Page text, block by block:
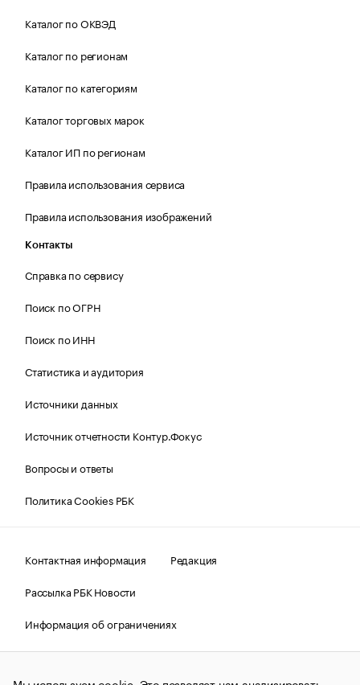
Каталог по ОКВЭД
Каталог по регионам
Каталог по категориям
Каталог торговых марок
Каталог ИП по регионам
Правила использования сервиса
Правила использования изображений
Контакты
Справка по сервису
Поиск по ОГРН
Поиск по ИНН
Статистика и аудитория
Источники данных
Источник отчетности Контур.Фокус
Вопросы и ответы
Политика Cookies РБК
Контактная информация
Редакция
Рассылка РБК Новости
Информация об ограничениях
Правовая информация
О соблюдении авторских прав